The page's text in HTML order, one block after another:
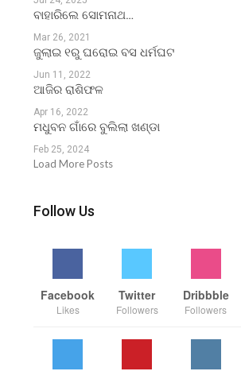
ବାହାରିଲେ ସୋମନାଥ…
Mar 26, 2021
ଜୁଲାଇ ୧ରୁ ଘରୋଇ ବସ ଧର୍ମଘଟ
Jun 11, 2022
ଆଜିର ରାଶିଫଳ
Apr 16, 2022
ମଧୁବନ ଗାଁରେ ବୁଲିଲା ଖଣ୍ଡା
Feb 25, 2024
Load More Posts
Follow Us
Facebook
Likes
Twitter
Followers
Dribbble
Followers